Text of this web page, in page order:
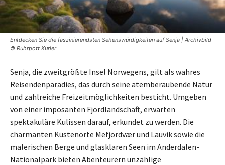
Entdecken Sie die faszinierendsten Sehenswürdigkeiten auf Senja | Archivbild
© Ruhrpott Kurier
Senja, die zweitgrößte Insel Norwegens, gilt als wahres
Reisendenparadies, das durch seine atemberaubende Natur
und zahlreiche Freizeitmöglichkeiten besticht. Umgeben
von einer imposanten Fjordlandschaft, erwarten
spektakuläre Kulissen darauf, erkundet zu werden. Die
charmanten Küstenorte Mefjordvær und Lauvik sowie die
malerischen Berge und glasklaren Seen im Anderdalen-
Nationalpark bieten Abenteurern unzählige